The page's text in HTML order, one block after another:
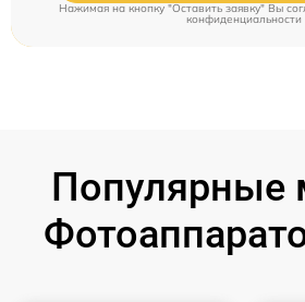
Нажимая на кнопку "Оставить заявку" Вы
конфиденциальности
Популярные